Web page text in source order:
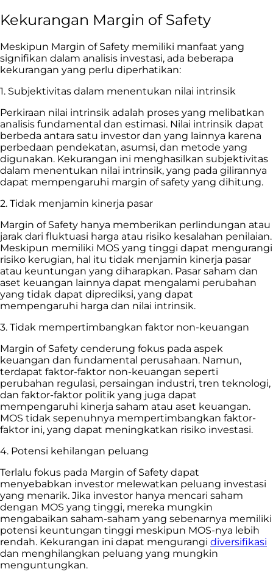
Kekurangan Margin of Safety
Meskipun Margin of Safety memiliki manfaat yang
signifikan dalam analisis investasi, ada beberapa
kekurangan yang perlu diperhatikan:
1. Subjektivitas dalam menentukan nilai intrinsik
Perkiraan nilai intrinsik adalah proses yang melibatkan
analisis fundamental dan estimasi. Nilai intrinsik dapat
berbeda antara satu investor dan yang lainnya karena
perbedaan pendekatan, asumsi, dan metode yang
digunakan. Kekurangan ini menghasilkan subjektivitas
dalam menentukan nilai intrinsik, yang pada gilirannya
dapat mempengaruhi margin of safety yang dihitung.
2. Tidak menjamin kinerja pasar
Margin of Safety hanya memberikan perlindungan atau
jarak dari fluktuasi harga atau risiko kesalahan penilaian.
Meskipun memiliki MOS yang tinggi dapat mengurangi
risiko kerugian, hal itu tidak menjamin kinerja pasar
atau keuntungan yang diharapkan. Pasar saham dan
aset keuangan lainnya dapat mengalami perubahan
yang tidak dapat diprediksi, yang dapat
mempengaruhi harga dan nilai intrinsik.
3. Tidak mempertimbangkan faktor non-keuangan
Margin of Safety cenderung fokus pada aspek
keuangan dan fundamental perusahaan. Namun,
terdapat faktor-faktor non-keuangan seperti
perubahan regulasi, persaingan industri, tren teknologi,
dan faktor-faktor politik yang juga dapat
mempengaruhi kinerja saham atau aset keuangan.
MOS tidak sepenuhnya mempertimbangkan faktor-
faktor ini, yang dapat meningkatkan risiko investasi.
4. Potensi kehilangan peluang
Terlalu fokus pada Margin of Safety dapat
menyebabkan investor melewatkan peluang investasi
yang menarik. Jika investor hanya mencari saham
dengan MOS yang tinggi, mereka mungkin
mengabaikan saham-saham yang sebenarnya memiliki
potensi keuntungan tinggi meskipun MOS-nya lebih
rendah. Kekurangan ini dapat mengurangi diversifikasi
dan menghilangkan peluang yang mungkin
menguntungkan.